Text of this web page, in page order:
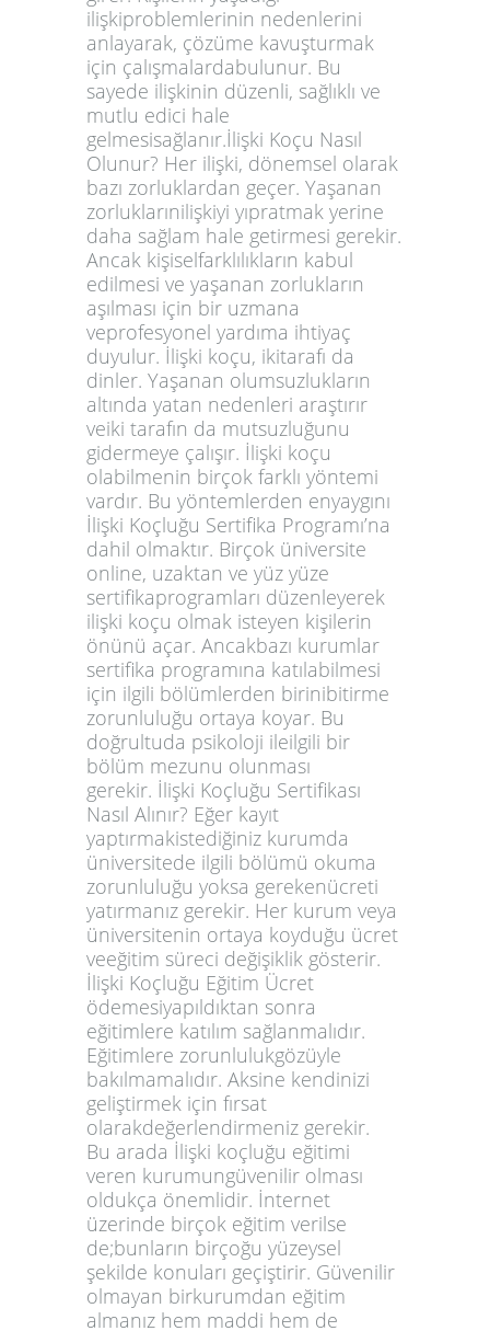
ilişkiproblemlerinin nedenlerini
anlayarak, çözüme kavuşturmak
için çalışmalardabulunur. Bu
sayede ilişkinin düzenli, sağlıklı ve
mutlu edici hale
gelmesisağlanır.İlişki Koçu Nasıl
Olunur? Her ilişki, dönemsel olarak
bazı zorluklardan geçer. Yaşanan
zorluklarınilişkiyi yıpratmak yerine
daha sağlam hale getirmesi gerekir.
Ancak kişiselfarklılıkların kabul
edilmesi ve yaşanan zorlukların
aşılması için bir uzmana
veprofesyonel yardıma ihtiyaç
duyulur. İlişki koçu, ikitarafı da
dinler. Yaşanan olumsuzlukların
altında yatan nedenleri araştırır
veiki tarafın da mutsuzluğunu
gidermeye çalışır. İlişki koçu
olabilmenin birçok farklı yöntemi
vardır. Bu yöntemlerden enyaygını
İlişki Koçluğu Sertifika Programı’na
dahil olmaktır. Birçok üniversite
online, uzaktan ve yüz yüze
sertifikaprogramları düzenleyerek
ilişki koçu olmak isteyen kişilerin
önünü açar. Ancakbazı kurumlar
sertifika programına katılabilmesi
için ilgili bölümlerden birinibitirme
zorunluluğu ortaya koyar. Bu
doğrultuda psikoloji ileilgili bir
bölüm mezunu olunması
gerekir. İlişki Koçluğu Sertifikası
Nasıl Alınır? Eğer kayıt
yaptırmakistediğiniz kurumda
üniversitede ilgili bölümü okuma
zorunluluğu yoksa gerekenücreti
yatırmanız gerekir. Her kurum veya
üniversitenin ortaya koyduğu ücret
veeğitim süreci değişiklik gösterir.
İlişki Koçluğu Eğitim Ücret
ödemesiyapıldıktan sonra
eğitimlere katılım sağlanmalıdır.
Eğitimlere zorunlulukgözüyle
bakılmamalıdır. Aksine kendinizi
geliştirmek için fırsat
olarakdeğerlendirmeniz gerekir.
Bu arada İlişki koçluğu eğitimi
veren kurumungüvenilir olması
oldukça önemlidir. İnternet
üzerinde birçok eğitim verilse
de;bunların birçoğu yüzeysel
şekilde konuları geçiştirir. Güvenilir
olmayan birkurumdan eğitim
almanız hem maddi hem de